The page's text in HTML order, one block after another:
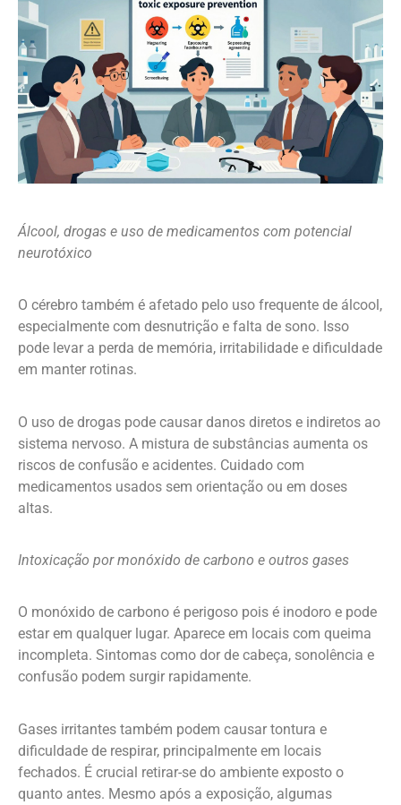
Álcool, drogas e uso de medicamentos com potencial
neurotóxico
O cérebro também é afetado pelo uso frequente de álcool,
especialmente com desnutrição e falta de sono. Isso
pode levar a perda de memória, irritabilidade e dificuldade
em manter rotinas.
O uso de drogas pode causar danos diretos e indiretos ao
sistema nervoso. A mistura de substâncias aumenta os
riscos de confusão e acidentes. Cuidado com
medicamentos usados sem orientação ou em doses
altas.
Intoxicação por monóxido de carbono e outros gases
O monóxido de carbono é perigoso pois é inodoro e pode
estar em qualquer lugar. Aparece em locais com queima
incompleta. Sintomas como dor de cabeça, sonolência e
confusão podem surgir rapidamente.
Gases irritantes também podem causar tontura e
dificuldade de respirar, principalmente em locais
fechados. É crucial retirar-se do ambiente exposto o
quanto antes. Mesmo após a exposição, algumas